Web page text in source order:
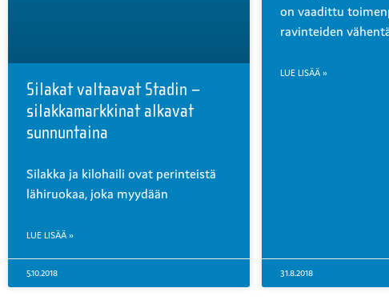
Silakat valtaavat Stadin –
silakkamarkkinat alkavat
sunnuntaina
Silakka ja kilohaili ovat perinteistä
lähiruokaa, joka myydään
LUE LISÄÄ »
5.10.2018
on vaadittu
ravinteiden
LUE LISÄÄ »
31.8.2018